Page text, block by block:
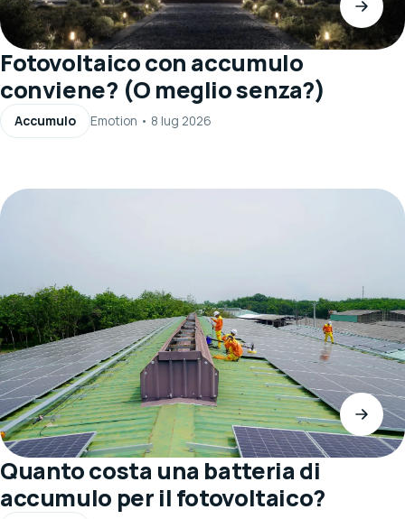
Fotovoltaico con accumulo
conviene? (O meglio senza?)
Accumulo Emotion • 8 lug 2026
Quanto costa una batteria di
accumulo per il fotovoltaico?